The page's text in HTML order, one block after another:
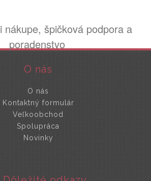
nákupe, špičková podpora a
poradenstvo
O nás
O nás
Kontaktný formulár
Veľkoobchod
Spolupráca
Novinky